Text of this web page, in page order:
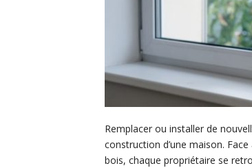
Remplacer ou installer de
construction d’une maison.
bois, chaque propriétaire se